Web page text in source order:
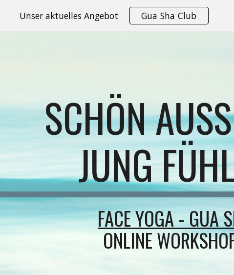
Skip to main content Skip to navigation
Unser aktuelles Angebot Gua Sha Club
SCHÖN
JUNG
FACE YOGA - GUA
ONLINE